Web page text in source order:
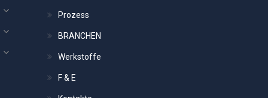
Prozess
BRANCHEN
Werkstoffe
F & E